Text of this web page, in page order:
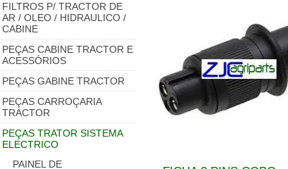
FILTROS P/ TRACTOR DE
AR / OLEO / HIDRAULICO /
CABINE
PEÇAS CABINE TRACTOR E
ACESSÓRIOS
PEÇAS GABINE TRACTOR
PEÇAS CARROÇARIA
TRACTOR
PEÇAS TRATOR SISTEMA
ELECTRICO
PAINEL DE